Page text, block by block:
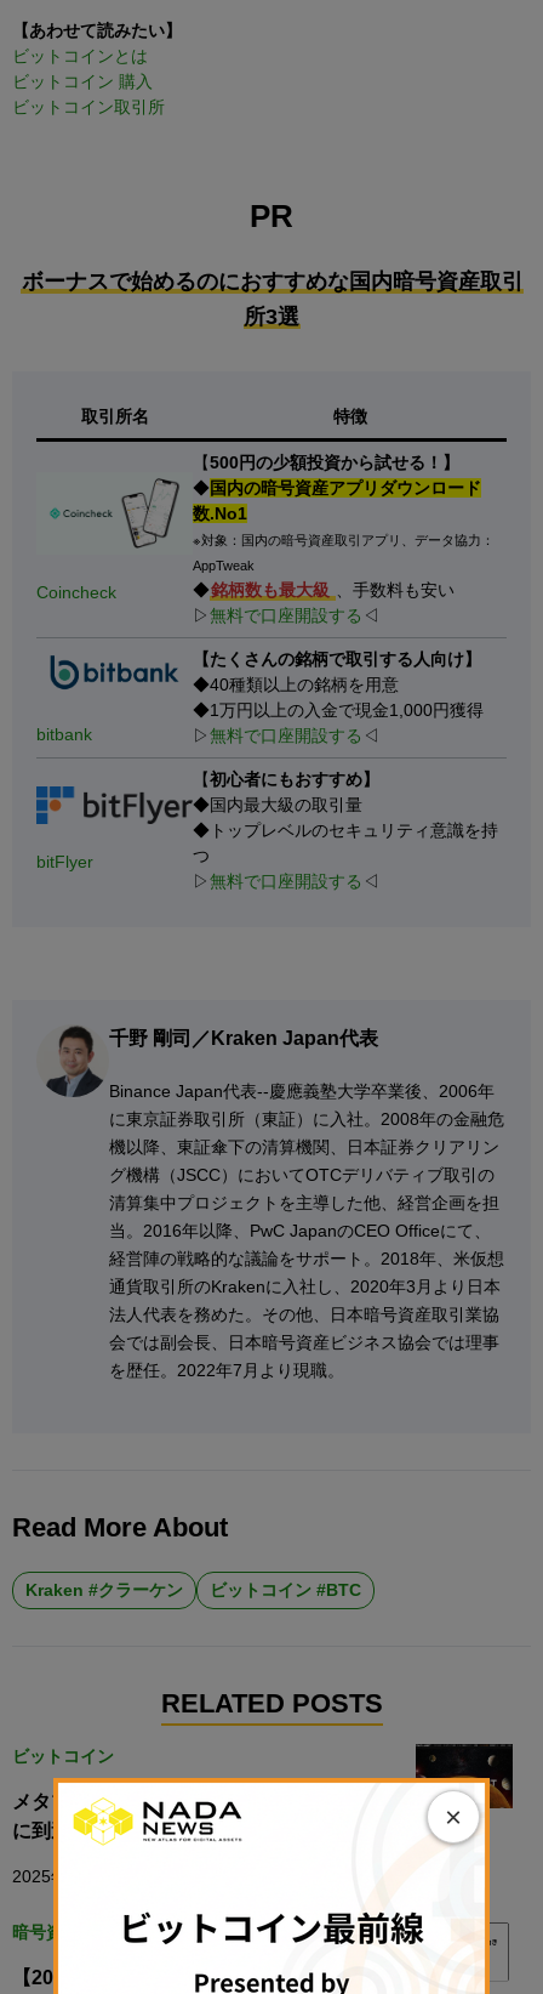
【あわせて読みたい】
ビットコインとは
ビットコイン 購入
ビットコイン取引所
PR
ボーナスで始めるのにおすすめな国内暗号資産取引
所3選
取引所名 特徴
Coincheck
【500円の少額投資から試せる！】
◆国内の暗号資産アプリダウンロード
数.No1
※対象：国内の暗号資産取引アプリ、データ協力：
AppTweak
◆銘柄数も最大級
、手数料も安い
▷無料で口座開設する ◁
bitbank
【たくさんの銘柄で取引する人向け】
◆40種類以上の銘柄を用意
◆1万円以上の入金で現金1,000円獲得
▷無料で口座開設する ◁
bitFlyer
【初心者にもおすすめ】
◆国内最大級の取引量
◆トップレベルのセキュリティ意識を持
つ
▷無料で口座開設する ◁
千野 剛司／Kraken Japan代表
Binance Japan代表--慶應義塾大学卒業後、2006年
に東京証券取引所（東証）に入社。2008年の金融危
機以降、東証傘下の清算機関、日本証券クリアリン
グ機構（JSCC）においてOTCデリバティブ取引の
清算集中プロジェクトを主導した他、経営企画を担
当。2016年以降、PwC JapanのCEO Officeにて、
経営陣の戦略的な議論をサポート。2018年、米仮想
通貨取引所のKrakenに入社し、2020年3月より日本
法人代表を務めた。その他、日本暗号資産取引業協
会では副会長、日本暗号資産ビジネス協会では理事
を歴任。2022年7月より現職。
Read More About
Kraken #クラーケン ビットコイン #BTC
RELATED POSTS
ビットコイン
メタプラネット、ビットコイン保有量5000枚
に到達──約20億円分購入で
2025年4月24日 18:46
暗号資産ガイド
【2026年最新版】ネム（NEM）の値動きを解
×